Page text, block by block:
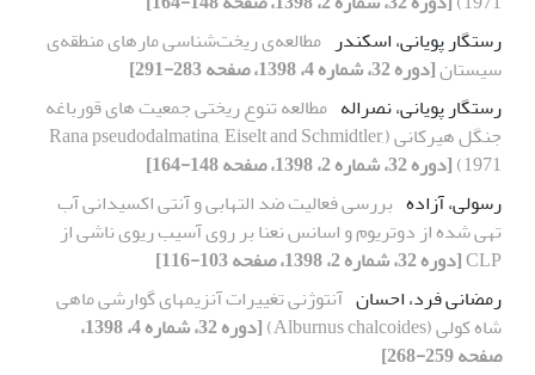
رستگار پویانی، اسکندر مطالعه‌ی ریخت‌شناسی مارهای منطقه‌ی
سیستان[دوره 32، شماره 4، 1398، صفحه 283-291]
رستگار پویانی، نصراله مطالعه تنوع ریختی جمعیت های قورباغه
جنگل هیرکانی (Rana pseudodalmatina, Eiselt and Schmidtler,
1971) [دوره 32، شماره 2، 1398، صفحه 148-164]
رسولی، آزاده بررسی فعالیت ضد التهابی و آنتی اکسیدانی آب
تهی شده از دوتریوم و اسانس نعنا بر روی آسیب ریوی ناشی از
CLP[دوره 32، شماره 2، 1398، صفحه 103-116]
رمضانی فرد، احسان آنتوژنی تغییرات آنزیمهای گوارشی ماهی
شاه کولی (Alburnus chalcoides)
[دوره 32، شماره 4، 1398،
صفحه 259-268]